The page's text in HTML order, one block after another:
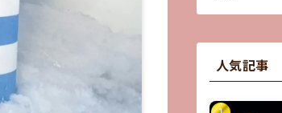
人気記事